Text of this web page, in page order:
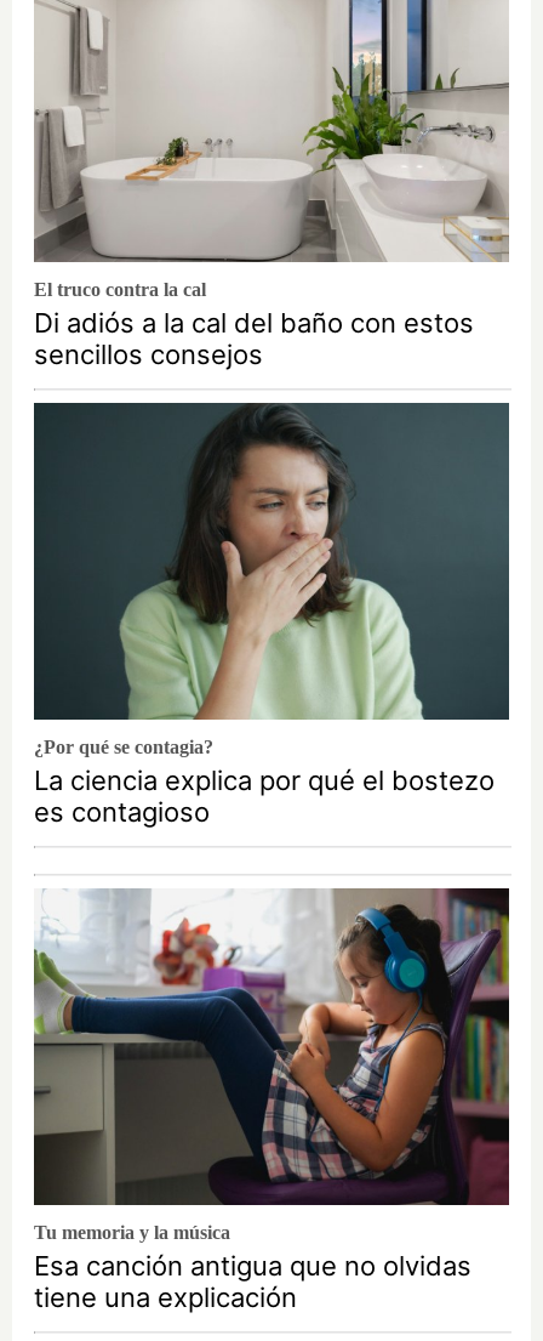
El truco contra la cal
Di adiós a la cal del baño con estos
sencillos consejos
¿Por qué se contagia?
La ciencia explica por qué el bostezo
es contagioso
Tu memoria y la música
Esa canción antigua que no olvidas
tiene una explicación